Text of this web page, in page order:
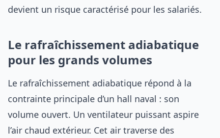
devient un risque caractérisé pour les salariés.
Le rafraîchissement adiabatique
pour les grands volumes
Le rafraîchissement adiabatique répond à la
contrainte principale d’un hall naval : son
volume ouvert. Un ventilateur puissant aspire
l’air chaud extérieur. Cet air traverse des